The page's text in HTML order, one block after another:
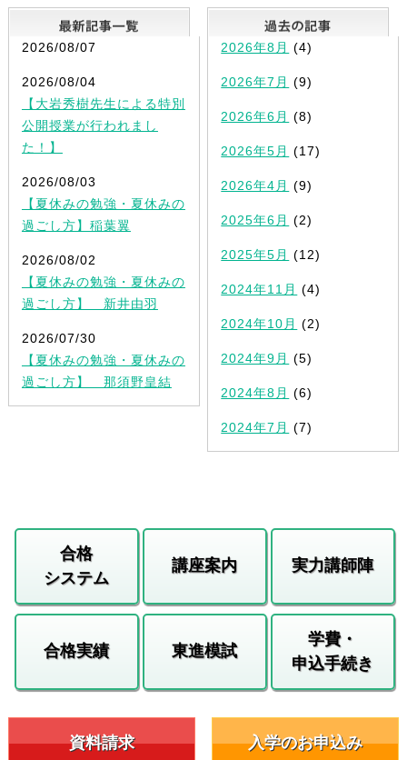
最新記事一覧
2026/08/07
2026/08/04
【大岩秀樹先生による特別
公開授業が行われまし
た！】
2026/08/03
【夏休みの勉強・夏休みの
過ごし方】稲葉翼
2026/08/02
【夏休みの勉強・夏休みの
過ごし方】 新井由羽
2026/07/30
【夏休みの勉強・夏休みの
過ごし方】 那須野皇結
2026年8月 (4)
2026年7月 (9)
2026年6月 (8)
2026年5月 (17)
2026年4月 (9)
2025年6月 (2)
2025年5月 (12)
2024年11月 (4)
2024年10月 (2)
2024年9月 (5)
2024年8月 (6)
2024年7月 (7)
合格
システム
講座案内 実力講師陣
合格実績 東進模試
学費・
申込手続き
資料請求 入学のお申込み